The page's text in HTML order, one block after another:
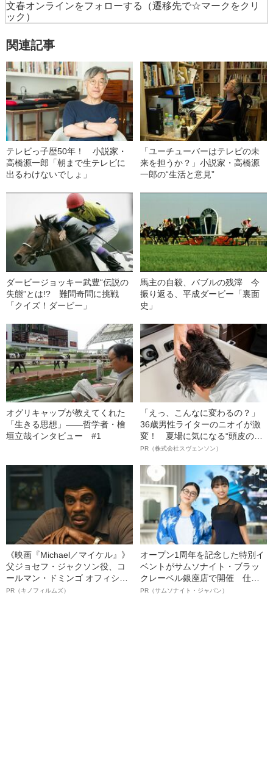
文春オンラインをフォローする
（遷移先で☆マークをクリ
ック）
関連記事
テレビっ子歴50年！ 小説家・
高橋源一郎「朝まで生テレビに
出るわけないでしょ」
「ユーチューバーはテレビの未
来を担うか？」小説家・高橋源
一郎の“生活と意見”
ダービージョッキー武豊“伝説の
失態”とは!? 難問奇問に挑戦
「クイズ！ダービー」
馬主の自殺、バブルの残滓 今
振り返る、平成ダービー「裏面
史」
オグリキャップが教えてくれた
「生きる思想」――哲学者・檜
垣立哉インタビュー #1
「えっ、こんなに変わるの？」
36歳男性ライターのニオイが激
変！ 夏場に気になる“頭皮のニ
オイ”や“ベタつき”を解消す
ト”が生み出した徹底ケアとは
PR（株式会社スヴェンソン）
《映画『Michael／マイケル』》
父ジョセフ・ジャクソン役、コ
ールマン・ドミンゴ オフィシャ
ルインタビュー“観客を魅了した
PR（キノフィルムズ）
オープン1周年を記念した特別イ
ベントがサムソナイト・ブラッ
クレーベル銀座店で開催 仕事
も人生も自分らしく～笑顔あふ
PR（サムソナイト・ジャパン）